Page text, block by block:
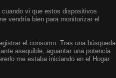
vi que estos dispositivos
vendría bien para monitorizar el
el consumo. Tras una búsqueda
asequible, aguantar una potencia
me estaba iniciando en el Hogar